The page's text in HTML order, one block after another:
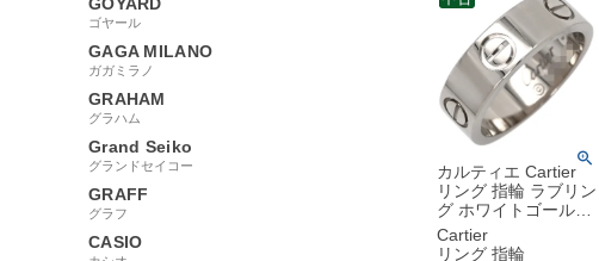
ゴヤール
GAGA MILANO
ガガミラノ
GRAHAM
グラハム
Grand Seiko
グランドセイコー
GRAFF
グラフ
CASIO
カルティエ Cartier
リング 指輪 ラブリン
グ ホワイトゴールド
#50(JP10) クラシッ
クモデル LOVE Ring
Cartier
リング 指輪